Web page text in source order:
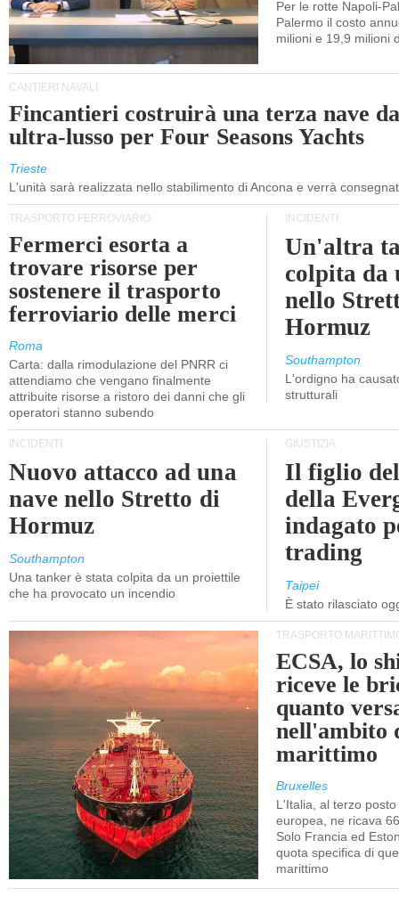
Per le rotte Napoli-
Palermo il costo
milioni e 19,9 milioni
CANTIERI NAVALI
Fincantieri costruirà una terza nave
ultra-lusso per Four Seasons Yachts
Trieste
L'unità sarà realizzata nello stabilimento di Ancona e verrà
TRASPORTO FERROVIARIO
Fermerci esorta a
trovare risorse per
sostenere il trasporto
ferroviario delle merci
Roma
Carta: dalla rimodulazione del PNRR ci
attendiamo che vengano finalmente
attribuite risorse a ristoro dei danni che gli
operatori stanno subendo
INCIDENTI
Un'altra
colpita da
nello
Hormuz
Southampton
L'ordigno ha
strutturali
INCIDENTI
Nuovo attacco ad una
nave nello Stretto di
Hormuz
Southampton
Una tanker è stata colpita da un proiettile
che ha provocato un incendio
GIUSTIZIA
Il figlio
della
indagato
trading
Taipei
È stato rilasciato
TRASPORTO
ECSA, lo
riceve le
quanto
nell'ambito
marittimo
Bruxelles
L'Italia, al terzo
europea, ne ricava
Solo Francia ed
quota specifica di
marittimo